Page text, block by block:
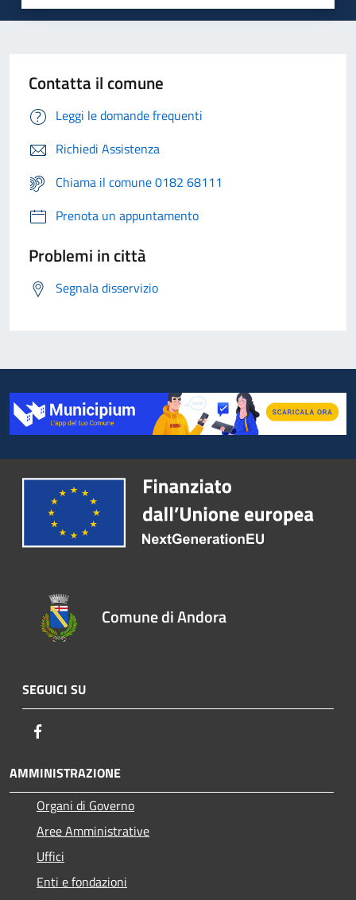
Contatta il comune
Leggi le domande frequenti
Richiedi Assistenza
Chiama il comune 0182 68111
Prenota un appuntamento
Problemi in città
Segnala disservizio
Comune di Andora
SEGUICI SU
AMMINISTRAZIONE
Organi di Governo
Aree Amministrative
Uffici
Enti e fondazioni